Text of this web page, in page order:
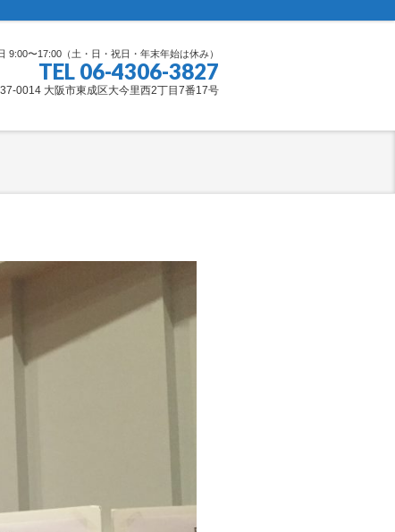
9:00〜17:00（土・日・祝日・年末年始は休み）
TEL 06-4306-3827
0014 大阪市東成区大今里西2丁目7番17号